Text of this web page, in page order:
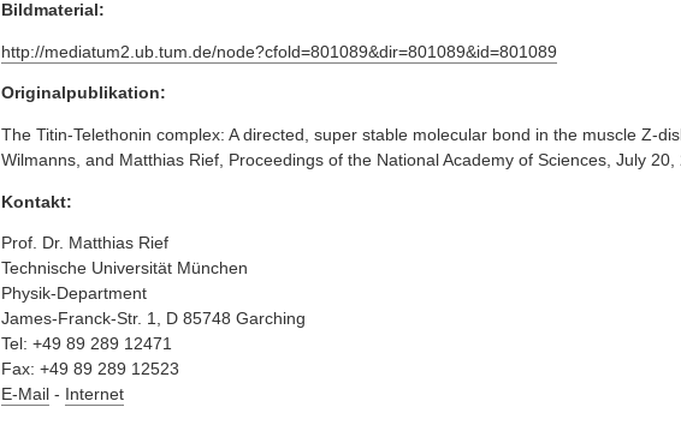
Bildmaterial:
http://mediatum2.ub.tum.de/node?cfold=801089&dir=801089&id=801089
Originalpublikation:
The Titin-Telethonin complex: A directed, super stable molecular bond in the muscle Z-
Wilmanns, and Matthias Rief, Proceedings of the National Academy of Sciences, July 20,
Kontakt:
Prof. Dr. Matthias Rief
Technische Universität München
Physik-Department
James-Franck-Str. 1, D 85748 Garching
Tel: +49 89 289 12471
Fax: +49 89 289 12523
E-Mail - Internet